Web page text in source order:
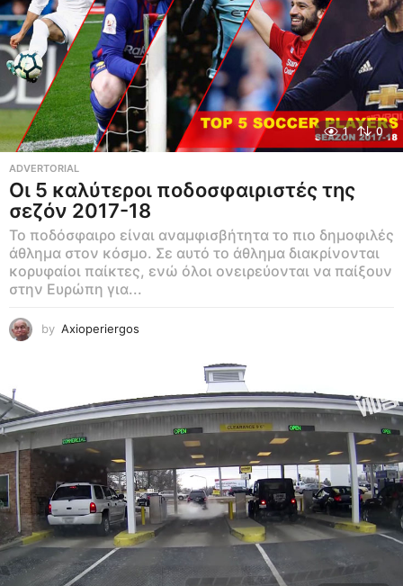
1 0
ADVERTORIAL
Οι 5 καλύτεροι ποδοσφαιριστές της
σεζόν 2017-18
Το ποδόσφαιρο είναι αναμφισβήτητα το πιο δημοφιλές
άθλημα στον κόσμο. Σε αυτό το άθλημα διακρίνονται
κορυφαίοι παίκτες, ενώ όλοι ονειρεύονται να παίξουν
στην Ευρώπη για...
by Axioperiergos